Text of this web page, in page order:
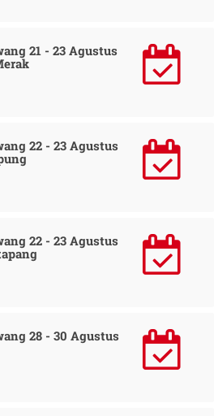
21 - 23 Agustus
22 - 23 Agustus
22 - 23 Agustus
28 - 30 Agustus